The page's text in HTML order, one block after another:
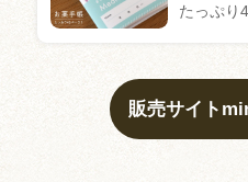
たっぷり
販売サイト